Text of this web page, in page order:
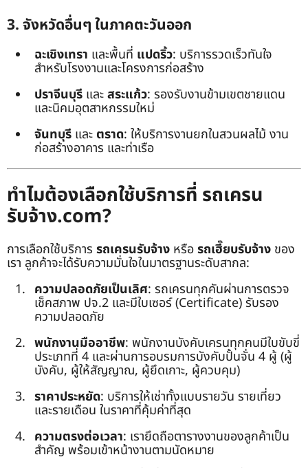
3. จังหวัดอื่นๆ ในภาคตะวันออก
ฉะเชิงเทรา และพื้นที่ แปดริ้ว: บริการรวดเร็วทันใจ
สำหรับโรงงานและโครงการก่อสร้าง
ปราจีนบุรี และสระแก้ว: รองรับงานข้ามเขตชายแดน
และนิคมอุตสาหกรรมใหม่
จันทบุรี และ ตราด: ให้บริการงานยกในสวนผลไม้ งาน
ก่อสร้างอาคาร และท่าเรือ
ทำไมต้องเลือกใช้บริการที่ รถเครน
รับจ้าง.com?
การเลือกใช้บริการ รถเครนรับจ้าง หรือรถเฮี๊ยบรับจ้าง ของ
เรา ลูกค้าจะได้รับความมั่นใจในมาตรฐานระดับสากล:
ความปลอดภัยเป็นเลิศ: รถเครนทุกคันผ่านการตรวจ
เช็คสภาพ ปจ.2 และมีใบเซอร์ (Certificate) รับรอง
ความปลอดภัย
พนักงานมืออาชีพ: พนักงานบังคับเครนทุกคนมีใบขับขี่
ประเภทที่ 4 และผ่านการอบรมการบังคับปั้นจั่น 4 ผู้ (ผู้
บังคับ, ผู้ให้สัญญาณ, ผู้ยึดเกาะ, ผู้ควบคุม)
ราคาประหยัด: บริการให้เช่าทั้งแบบรายวัน รายเที่ยว
และรายเดือน ในราคาที่คุ้มค่าที่สุด
ความตรงต่อเวลา: เรายึดถือตารางงานของลูกค้าเป็น
สำคัญ พร้อมเข้าหน้างานตามนัดหมาย